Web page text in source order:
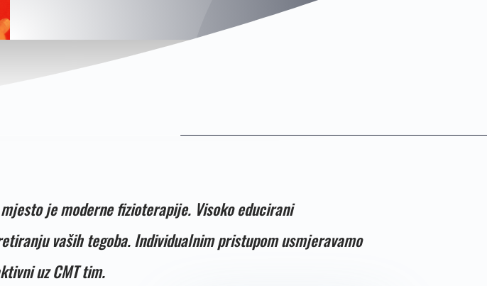
je moderne fizioterapije. Visoko educirani
vaših tegoba. Individualnim pristupom usmjeravamo
uz CMT tim.